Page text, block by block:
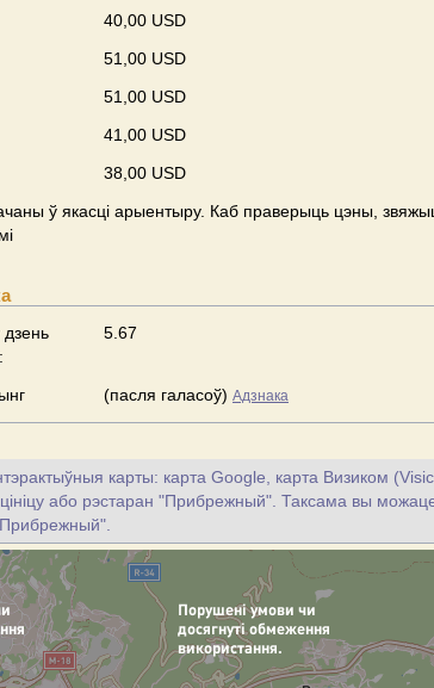
40,00 USD
51,00 USD
51,00 USD
41,00 USD
38,00 USD
ў якасці арыентыру. Каб праверыць цэны,
дзень
5.67
(пасля галасоў) Адзнака
карты: карта Google, карта Визиком
або рэстаран "Прибрежный". Таксама вы можаце